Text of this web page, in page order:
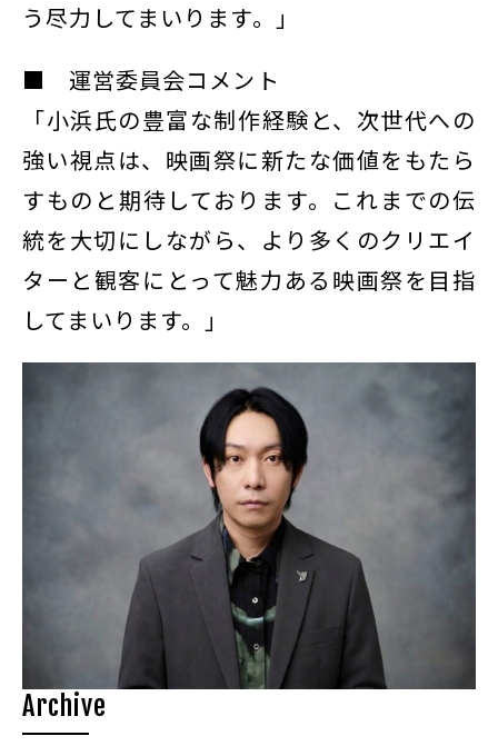
う尽力してまいります。」
■ 運営委員会コメント
「小浜氏の豊富な制作経験と、次世代への
強い視点は、映画祭に新たな価値をもたら
すものと期待しております。これまでの伝
統を大切にしながら、より多くのクリエイ
ターと観客にとって魅力ある映画祭を目指
してまいります。」
Archive